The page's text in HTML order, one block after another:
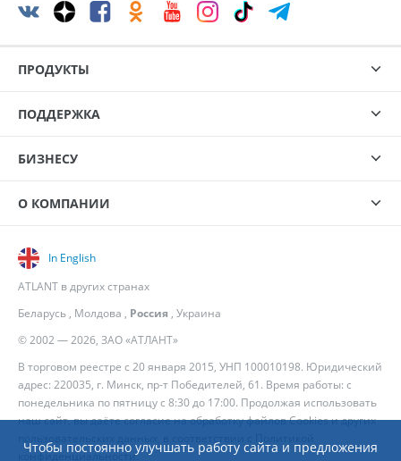
Чтобы постоянно улучшать работу сайта и предложения
ПРОДУКТЫ
ПОДДЕРЖКА
БИЗНЕСУ
О КОМПАНИИ
© 2002 — 2026, ЗАО «АТЛАНТ»
В торговом реестре с 20 января 2015, УНП 100010198. Юридический
адрес: 220035, г. Минск, пр-т Победителей, 61. Время работы: с
понедельника по пятницу с 8:30 до 17:00. Продолжая использовать
наш сайт, вы даёте согласие на обработку файлов Cookies и других
конфиденциальности.
In English
ATLANT в других странах
Беларусь , Молдова , Россия , Украина